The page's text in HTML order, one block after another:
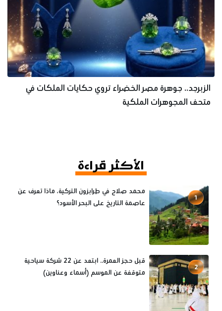
الزبرجد.. جوهرة مصر الخضراء تروي حكايات الملكات في
متحف المجوهرات الملكية
الأكثر قراءة
1
محمد صلاح في طرابزون التركية، ماذا تعرف عن
عاصمة التاريخ على البحر الأسود؟
2
قبل حجز العمرة.. ابتعد عن 22 شركة سياحية
متوقفة عن الموسم (أسماء وعناوين)